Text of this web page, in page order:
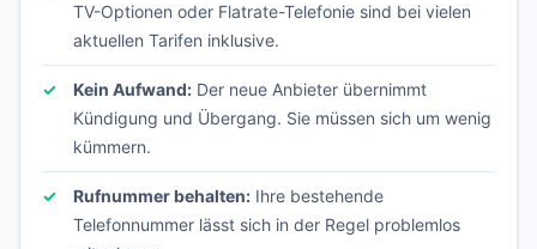
TV-Optionen oder Flatrate-Telefonie sind bei vielen
aktuellen Tarifen inklusive.
Kein Aufwand: Der neue Anbieter übernimmt
Kündigung und Übergang. Sie müssen sich um wenig
kümmern.
Rufnummer behalten: Ihre bestehende
Telefonnummer lässt sich in der Regel problemlos